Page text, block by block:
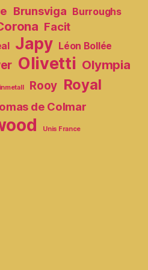
Brunsviga Burroughs
Facit
Japy Léon Bollée
Olivetti Olympia
Rooy Royal
de Colmar
Unis France